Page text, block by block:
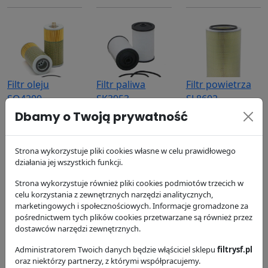
Filtr oleju
SO4200
SF Filter
Filtr paliwa
SK3953
SF Filter
38.73 zł
Filtr powietrza
SL8602
SF Filter
Filtr powietrza
SF Filter
Filtr hydrauliki
SF Filter
Filtr oleju
SF Filter
Dbamy o Twoją prywatność
Strona wykorzystuje pliki cookies własne w celu prawidłowego
działania jej wszystkich funkcji.
Strona wykorzystuje również pliki cookies podmiotów trzecich w
celu korzystania z zewnętrznych narzędzi analitycznych,
marketingowych i społecznościowych. Informacje gromadzone za
pośrednictwem tych plików cookies przetwarzane są również przez
dostawców narzędzi zewnętrznych.
Administratorem Twoich danych będzie włąściciel sklepu filtrysf.pl
oraz niektórzy partnerzy, z którymi współpracujemy.